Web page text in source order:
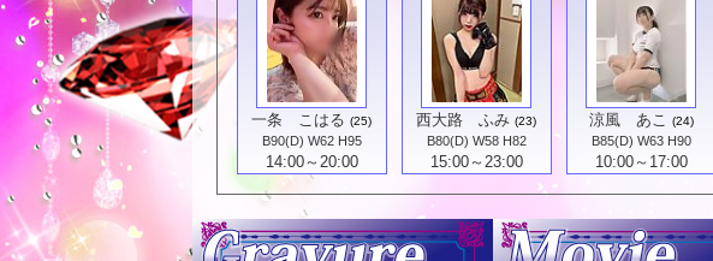
一条 こはる (25)
B90(D) W62 H95
14:00～20:00
西大路 ふみ (23)
B80(D) W58 H82
15:00～23:00
涼風 あこ (24)
B85(D) W63 H90
10:00～17:00